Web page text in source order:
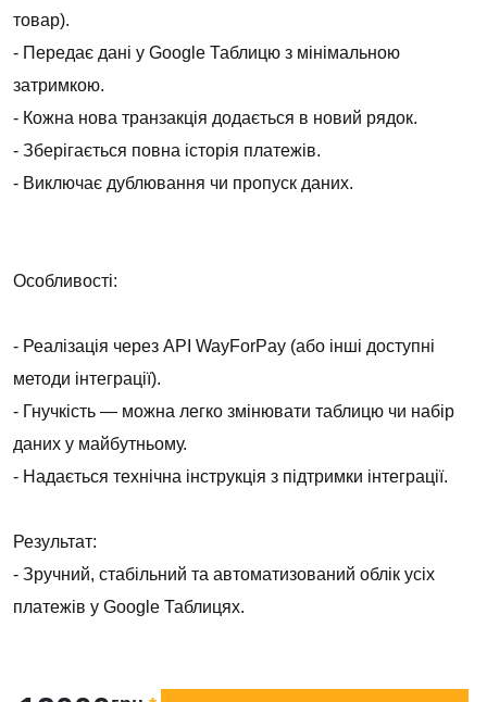
товар).
- Передає дані у Google Таблицю з мінімальною
затримкою.
- Кожна нова транзакція додається в новий рядок.
- Зберігається повна історія платежів.
- Виключає дублювання чи пропуск даних.
Особливості:
- Реалізація через API WayForPay (або інші доступні
методи інтеграції).
- Гнучкість — можна легко змінювати таблицю чи набір
даних у майбутньому.
- Надається технічна інструкція з підтримки інтеграції.
Результат:
- Зручний, стабільний та автоматизований облік усіх
платежів у Google Таблицях.